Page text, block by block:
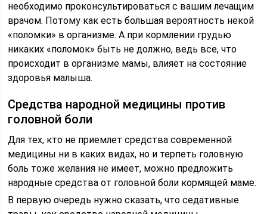
необходимо проконсультироваться с вашим лечащим
врачом. Потому как есть большая вероятность некой
«поломки» в организме. А при кормлении грудью
никаких «поломок» быть не должно, ведь все, что
происходит в организме мамы, влияет на состояние
здоровья малыша.
Средства народной медицины против
головной боли
Для тех, кто не приемлет средства современной
медицины ни в каких видах, но и терпеть головную
боль тоже желания не имеет, можно предложить
народные средства от головной боли кормящей маме.
В первую очередь нужно сказать, что седативные